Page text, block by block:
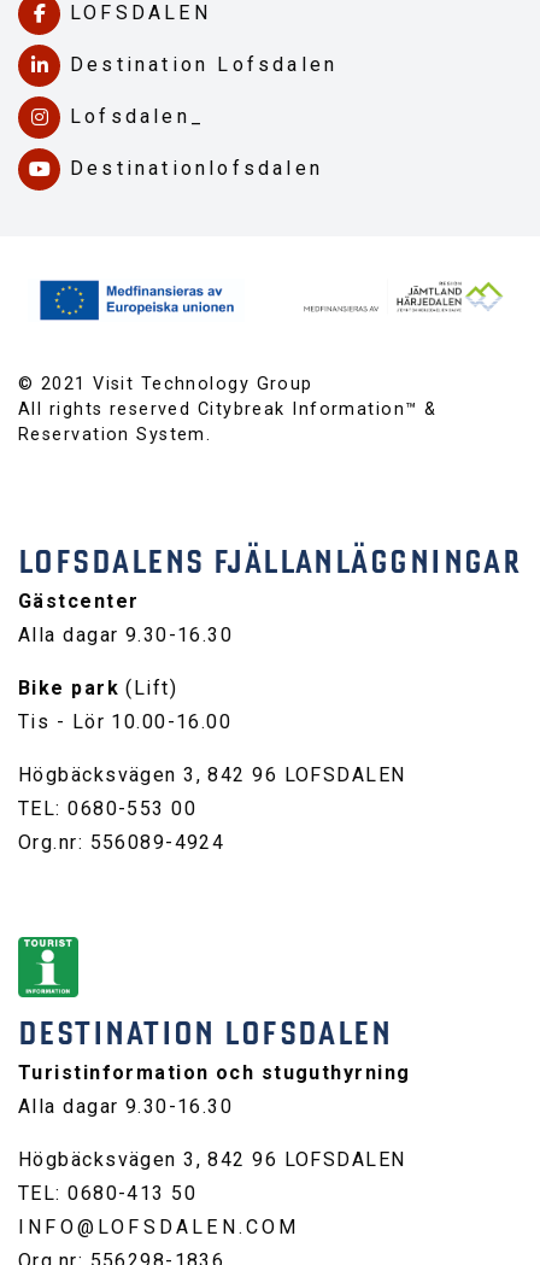
LOFSDALEN
Destination Lofsdalen
Lofsdalen_
Destinationlofsdalen
© 2021 Visit Technology Group
All rights reserved Citybreak Information™ &
Reservation System.
DESTINATION LOFSDALEN
Turistinformation och stuguthyrning
Alla dagar 9.30-16.30
Högbäcksvägen 3, 842 96 LOFSDALEN
TEL: 0680-413 50
INFO@LOFSDALEN.COM
Org.nr: 556298-1836
LOFSDALENS FJÄLLANLÄGGNINGAR
Gästcenter
Alla dagar 9.30-16.30
Bike park (Lift)
Tis - Lör 10.00-16.00
Högbäcksvägen 3, 842 96 LOFSDALEN
TEL: 0680-553 00
Org.nr: 556089-4924